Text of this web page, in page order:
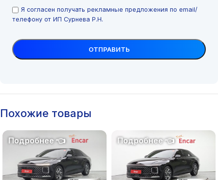
Я согласен получать рекламные предложения по email/
телефону от ИП Сурнева Р.Н.
Похожие товары